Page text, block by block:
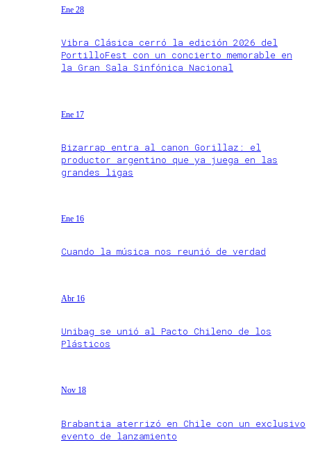
Ene 28
Vibra Clásica cerró la edición 2026 del
PortilloFest con un concierto memorable en
la Gran Sala Sinfónica Nacional
Ene 17
Bizarrap entra al canon Gorillaz: el
productor argentino que ya juega en las
grandes ligas
Ene 16
Cuando la música nos reunió de verdad
Abr 16
Unibag se unió al Pacto Chileno de los
Plásticos
Nov 18
Brabantia aterrizó en Chile con un exclusivo
evento de lanzamiento